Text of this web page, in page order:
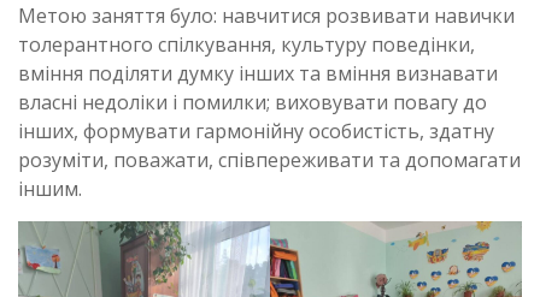
Метою заняття було: навчитися розвивати навички
толерантного спілкування, культуру поведінки,
вміння поділяти думку інших та вміння визнавати
власні недоліки і помилки; виховувати повагу до
інших, формувати гармонійну особистість, здатну
розуміти, поважати, співпереживати та допомагати
іншим.